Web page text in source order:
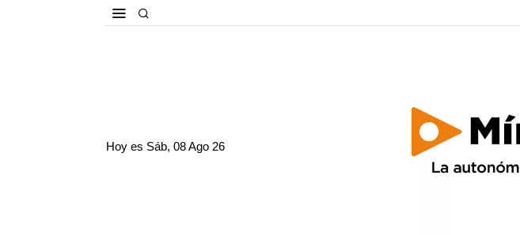
Hoy es Sáb, 08 Ago 26